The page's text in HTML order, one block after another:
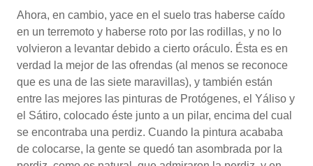
Ahora, en cambio, yace en el suelo tras haberse caído
en un terremoto y haberse roto por las rodillas, y no lo
volvieron a levantar debido a cierto oráculo. Ésta es en
verdad la mejor de las ofrendas (al menos se reconoce
que es una de las siete maravillas), y también están
entre las mejores las pinturas de Protógenes, el Yáliso y
el Sátiro, colocado éste junto a un pilar, encima del cual
se encontraba una perdiz. Cuando la pintura acababa
de colocarse, la gente se quedó tan asombrada por la